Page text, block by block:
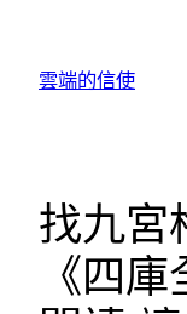
雲端的信使
找九宮
《四